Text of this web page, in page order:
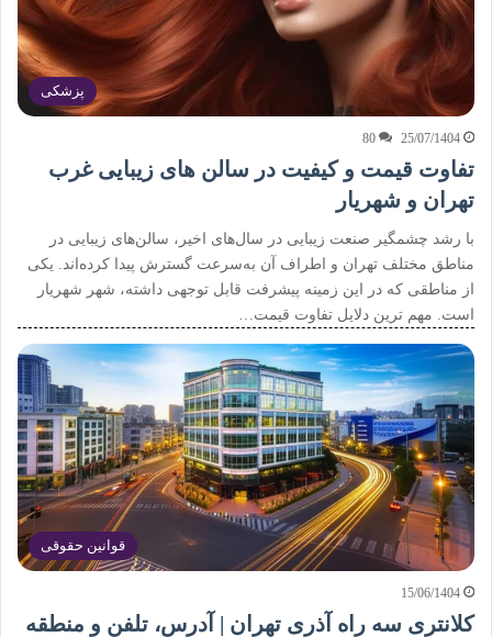
پزشکی
25/07/1404
80
تفاوت قیمت و کیفیت در سالن های زیبایی غرب
تهران و شهریار
با رشد چشمگیر صنعت زیبایی در سال‌های اخیر، سالن‌های زیبایی در
مناطق مختلف تهران و اطراف آن به‌سرعت گسترش پیدا کرده‌اند. یکی
از مناطقی که در این زمینه پیشرفت قابل توجهی داشته، شهر شهریار
است. مهم ترین دلایل تفاوت قیمت…
قوانین حقوقی
15/06/1404
کلانتری سه راه آذری تهران | آدرس، تلفن و منطقه